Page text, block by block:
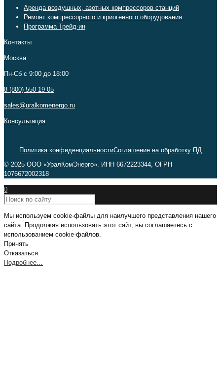
Аренда воздушных, азотных компрессоров станций
Ремонт компрессорного и криогенного оборудования
Программа Трейд-ин
Контакты
Москва
Пн-Сб c 9:00 до 18:00
8 (800) 550-19-05
sales@uralkomenergo.ru
Консультация
Политика конфиденциальностиСоглашение на обработку ПД
© 2025 ООО «УралКомЭнерго». ИНН 6672223344, ОГРН
1076672002318
0
Мы используем cookie-файлы для наилучшего представления нашего
сайта. Продолжая использовать этот сайт, вы соглашаетесь с
использованием cookie-файлов.
Принять
Отказаться
Подробнее…